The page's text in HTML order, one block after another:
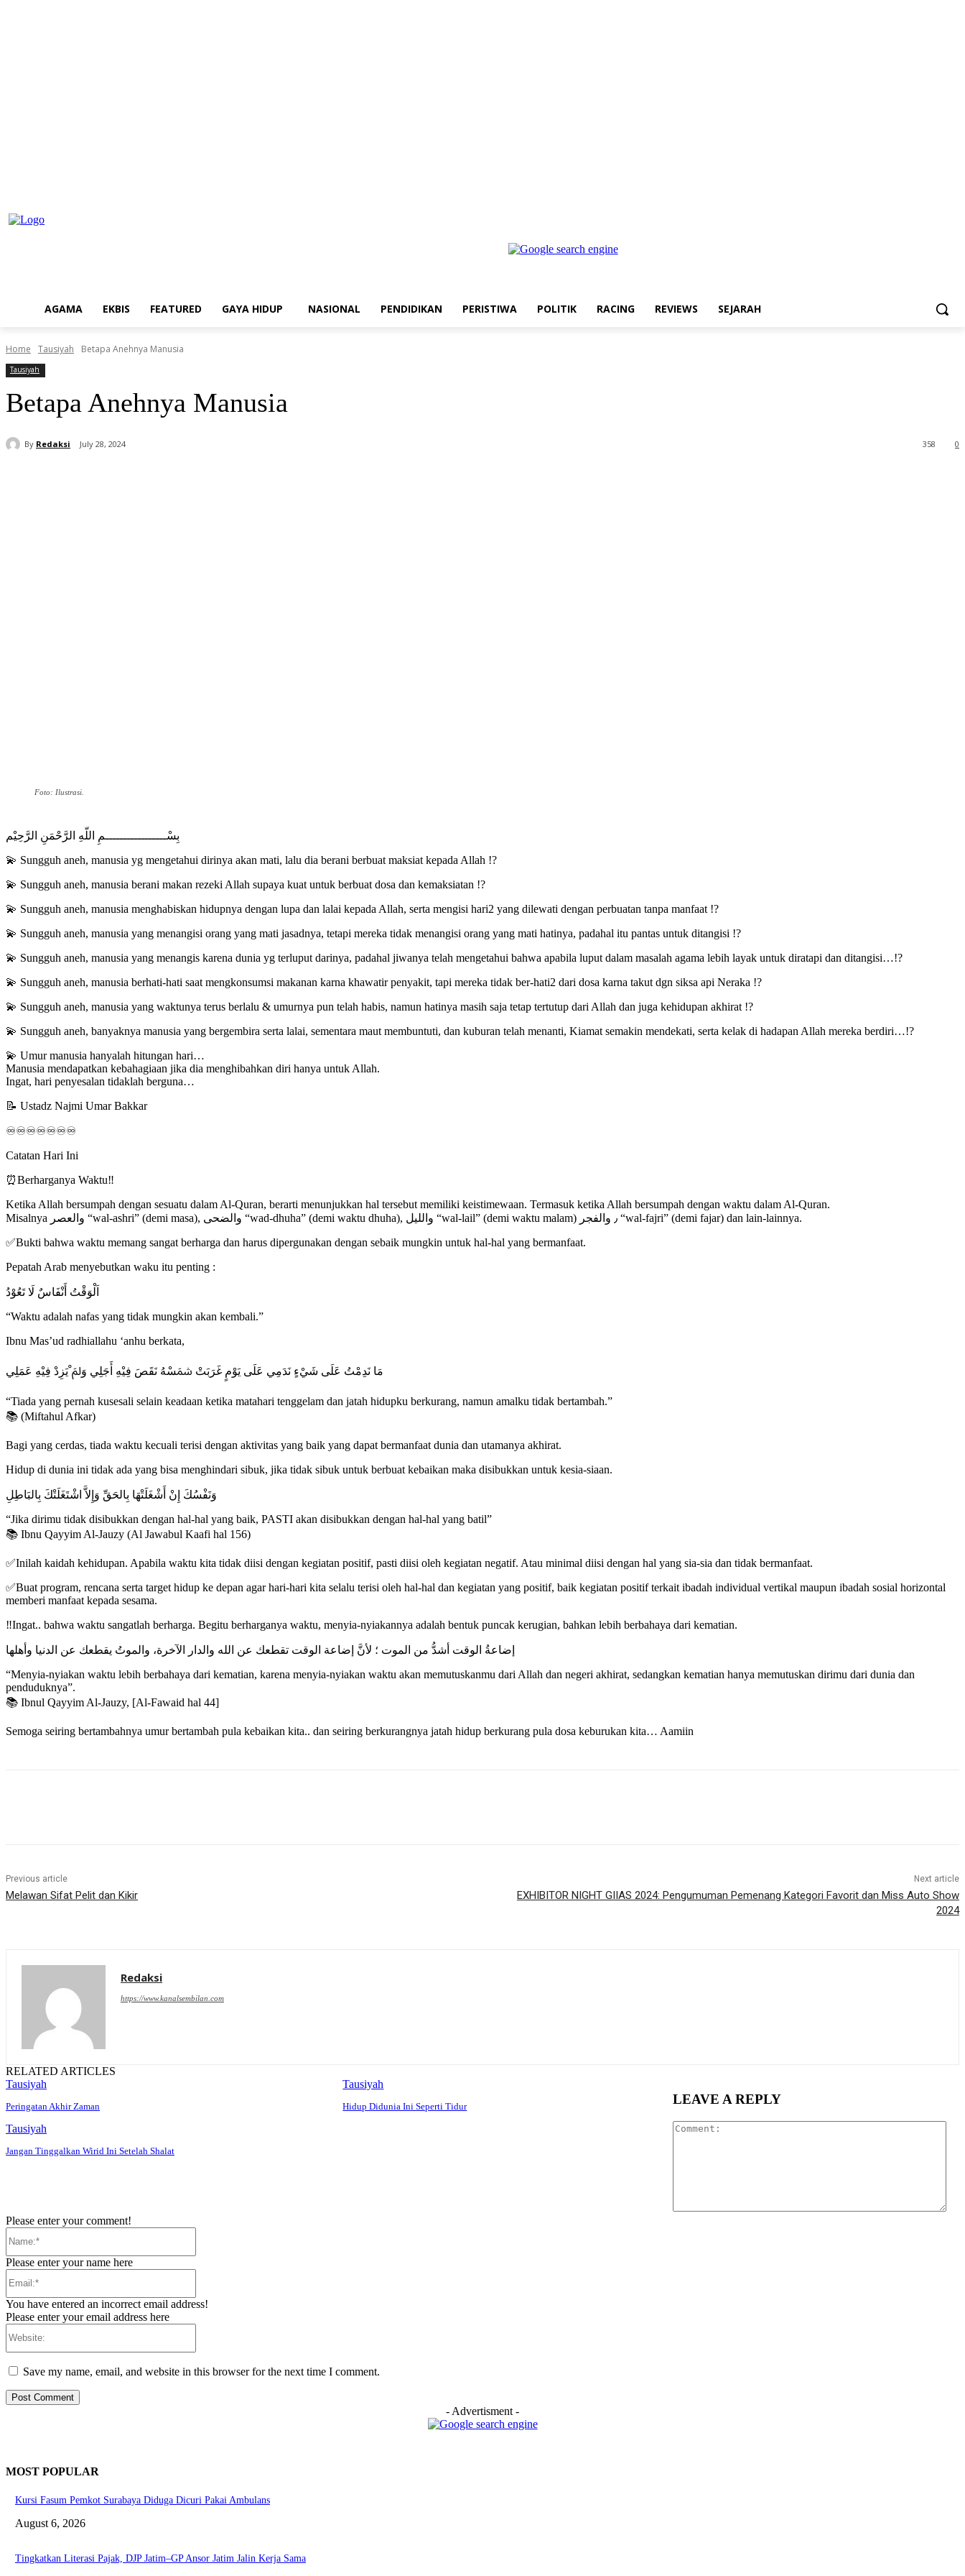
AGAMA EKBIS FEATURED GAYA HIDUP NASIONAL PENDIDIKAN PERISTIWA POLITIK RACING REVIEWS SEJARAH
Home Tausiyah Betapa Anehnya Manusia
Tausiyah
Betapa Anehnya Manusia
By Redaksi July 28, 2024 0
358
Foto: Ilustrasi.
ﺑِﺴْـــــــــــــــــﻢِ ﺍﻟﻠّﻪِ ﺍﻟﺮَّﺣْﻤَﻦِ ﺍﻟﺮَّﺣِﻴْﻢ
💫 Sungguh aneh, manusia yg mengetahui dirinya akan mati, lalu dia berani berbuat maksiat kepada Allah !?
💫 Sungguh aneh, manusia berani makan rezeki Allah supaya kuat untuk berbuat dosa dan kemaksiatan !?
💫 Sungguh aneh, manusia menghabiskan hidupnya dengan lupa dan lalai kepada Allah, serta mengisi hari2 yang dilewati dengan perbuatan tanpa manfaat !?
💫 Sungguh aneh, manusia yang menangisi orang yang mati jasadnya, tetapi mereka tidak menangisi orang yang mati hatinya, padahal itu pantas untuk ditangisi !?
💫 Sungguh aneh, manusia yang menangis karena dunia yg terluput darinya, padahal jiwanya telah mengetahui bahwa apabila luput dalam masalah agama lebih layak untuk diratapi dan ditangisi…!?
💫 Sungguh aneh, manusia berhati-hati saat mengkonsumsi makanan karna khawatir penyakit, tapi mereka tidak ber-hati2 dari dosa karna takut dgn siksa api Neraka !?
💫 Sungguh aneh, manusia yang waktunya terus berlalu & umurnya pun telah habis, namun hatinya masih saja tetap tertutup dari Allah dan juga kehidupan akhirat !?
💫 Sungguh aneh, banyaknya manusia yang bergembira serta lalai, sementara maut membuntuti, dan kuburan telah menanti, Kiamat semakin mendekati, serta kelak di hadapan Allah mereka berdiri…!?
💫 Umur manusia hanyalah hitungan hari…
Manusia mendapatkan kebahagiaan jika dia menghibahkan diri hanya untuk Allah.
Ingat, hari penyesalan tidaklah berguna…
📝 Ustadz Najmi Umar Bakkar
♾️♾️♾️♾️♾️♾️♾️
Catatan Hari Ini
⏰Berharganya Waktu‼
Ketika Allah bersumpah dengan sesuatu dalam Al-Quran, berarti menunjukkan hal tersebut memiliki keistimewaan. Termasuk ketika Allah bersumpah dengan waktu dalam Al-Quran.
Misalnya والعصر “wal-ashri” (demi masa), والضحى “wad-dhuha” (demi waktu dhuha), والليل “wal-lail” (demi waktu malam) ٫ والفجر “wal-fajri” (demi fajar) dan lain-lainnya.
✅Bukti bahwa waktu memang sangat berharga dan harus dipergunakan dengan sebaik mungkin untuk hal-hal yang bermanfaat.
Pepatah Arab menyebutkan waku itu penting :
اَلْوَقْتُ أَنْفَاسٌ لَا تَعُوْدُ
“Waktu adalah nafas yang tidak mungkin akan kembali.”
Ibnu Mas’ud radhiallahu ‘anhu berkata,
ﻣَﺎ ﻧَﺪِﻣْﺖُ ﻋَﻠَﻰ ﺷَﻲْﺀٍ ﻧَﺪَﻣِﻲ ﻋَﻠَﻰ ﻳَﻮْﻡٍ ﻏَﺮَﺑَﺖْ ﴰَﺴْﻪُ ﻧَﻘَﺺَ ﻓِﻴْﻪِ ﺃَﺟَﻠِﻲ ﻭَﱂَ ْﻳَﺰِﺩْ ﻓِﻴْﻪِ ﻋَﻤَﻠِﻲ
“Tiada yang pernah kusesali selain keadaan ketika matahari tenggelam dan jatah hidupku berkurang, namun amalku tidak bertambah.”
📚 (Miftahul Afkar)
Bagi yang cerdas, tiada waktu kecuali terisi dengan aktivitas yang baik yang dapat bermanfaat dunia dan utamanya akhirat.
Hidup di dunia ini tidak ada yang bisa menghindari sibuk, jika tidak sibuk untuk berbuat kebaikan maka disibukkan untuk kesia-siaan.
وَنَفْسُكَ إِنْ أَشْغَلَتْهَا بِالحَقِّ وَإِلاَّ اشْتَغَلَتْكَ بِالبَاطِلِ
“Jika dirimu tidak disibukkan dengan hal-hal yang baik, PASTI akan disibukkan dengan hal-hal yang batil”
📚 Ibnu Qayyim Al-Jauzy (Al Jawabul Kaafi hal 156)
✅Inilah kaidah kehidupan. Apabila waktu kita tidak diisi dengan kegiatan positif, pasti diisi oleh kegiatan negatif. Atau minimal diisi dengan hal yang sia-sia dan tidak bermanfaat.
✅Buat program, rencana serta target hidup ke depan agar hari-hari kita selalu terisi oleh hal-hal dan kegiatan yang positif, baik kegiatan positif terkait ibadah individual vertikal maupun ibadah sosial horizontal
memberi manfaat kepada sesama.
‼Ingat.. bahwa waktu sangatlah berharga. Begitu berharganya waktu, menyia-nyiakannya adalah bentuk puncak kerugian, bahkan lebih berbahaya dari kematian.
إضاعةُ الوقت أشدُّ من الموت ؛ لأنَّ إضاعة الوقت تقطعك عن الله والدار الآخرة، والموتُ يقطعك عن الدنيا وأهلها
“Menyia-nyiakan waktu lebih berbahaya dari kematian, karena menyia-nyiakan waktu akan memutuskanmu dari Allah dan negeri akhirat, sedangkan kematian hanya memutuskan dirimu dari dunia dan
penduduknya”.
📚 Ibnul Qayyim Al-Jauzy, [Al-Fawaid hal 44]
Semoga seiring bertambahnya umur bertambah pula kebaikan kita.. dan seiring berkurangnya jatah hidup berkurang pula dosa keburukan kita… Aamiin
Previous article
Melawan Sifat Pelit dan Kikir
Next article
EXHIBITOR NIGHT GIIAS 2024: Pengumuman Pemenang Kategori Favorit dan Miss Auto Show
2024
Redaksi
https://www.kanalsembilan.com
RELATED ARTICLES
Tausiyah
Peringatan Akhir Zaman
Tausiyah
Hidup Didunia Ini Seperti Tidur
Tausiyah
Jangan Tinggalkan Wirid Ini Setelah Shalat
LEAVE A REPLY
Please enter your comment!
Please enter your name here
You have entered an incorrect email address!
Please enter your email address here
Save my name, email, and website in this browser for the next time I comment.
- Advertisment -
MOST POPULAR
Kursi Fasum Pemkot Surabaya Diduga Dicuri Pakai Ambulans
August 6, 2026
Tingkatkan Literasi Pajak, DJP Jatim–GP Ansor Jatim Jalin Kerja Sama